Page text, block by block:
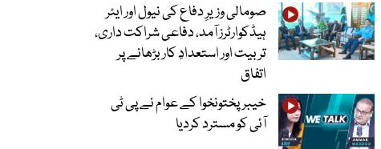
صومالی وزیرِ دفاع کی نیول اور ایئر
ہیڈکوارٹرز آمد، دفاعی شراکت داری،
تربیت اور استعدادِ کار بڑھانے پر
اتفاق
خیبرپختونخوا کے عوام نے پی ٹی
آئی کو مسترد کردیا